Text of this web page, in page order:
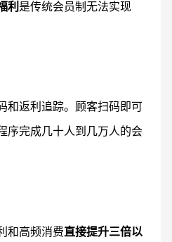
利 是传统会员制无法实现
和返利追踪。顾客扫码即可
序完成几十人到几万人的会
和高频消费直接提升三倍以